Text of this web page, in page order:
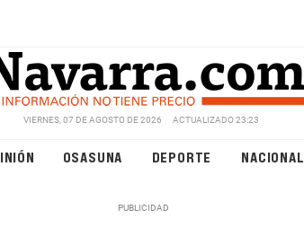
VIERNES, 07 DE AGOSTO DE 2026 ACTUALIZADO 23:23
OSASUNA DEPORTE NACIONAL